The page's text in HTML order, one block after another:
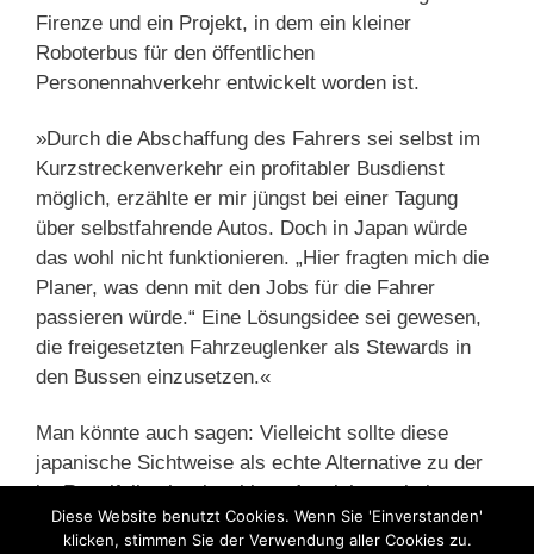
Firenze und ein Projekt, in dem ein kleiner
Roboterbus für den öffentlichen
Personennahverkehr entwickelt worden ist.
»Durch die Abschaffung des Fahrers sei selbst im
Kurzstreckenverkehr ein profitabler Busdienst
möglich, erzählte er mir jüngst bei einer Tagung
über selbstfahrende Autos. Doch in Japan würde
das wohl nicht funktionieren. „Hier fragten mich die
Planer, was denn mit den Jobs für die Fahrer
passieren würde.“ Eine Lösungsidee sei gewesen,
die freigesetzten Fahrzeuglenker als Stewards in
den Bussen einzusetzen.«
Man könnte auch sagen: Vielleicht sollte diese
japanische Sichtweise als echte Alternative zu der
im Regelfall sehr einseitigen Ausrichtung bei uns
gefördert werden. Im Interesse derjenigen, die
Diese Website benutzt Cookies. Wenn Sie 'Einverstanden'
klicken, stimmen Sie der Verwendung aller Cookies zu.